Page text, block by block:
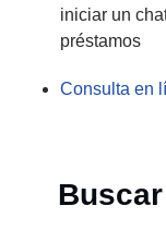
iniciar un
préstamos
Consulta en